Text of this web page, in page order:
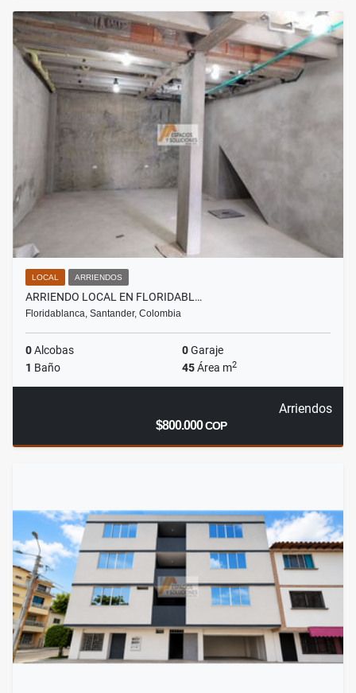
LOCAL ARRIENDOS
ARRIENDO LOCAL EN FLORIDABL…
Floridablanca, Santander, Colombia
0Alcobas 0Garaje
1 Baño 45Área m2
Arriendos
$800.000COP